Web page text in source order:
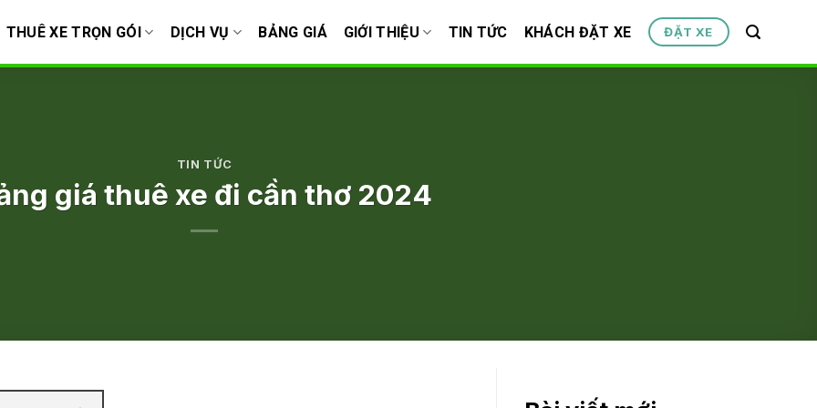
THUÊ XE TRỌN GÓI DỊCH VỤ BẢNG GIÁ GIỚI THIỆU TIN TỨC KHÁCH ĐẶT XE ĐẶT XE
TIN TỨC
giá thuê xe đi cần thơ 2024